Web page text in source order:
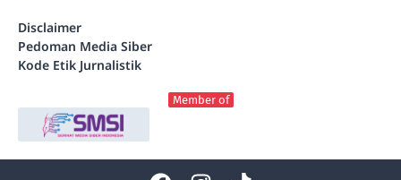
Disclaimer
Pedoman Media Siber
Kode Etik Jurnalistik
Member of